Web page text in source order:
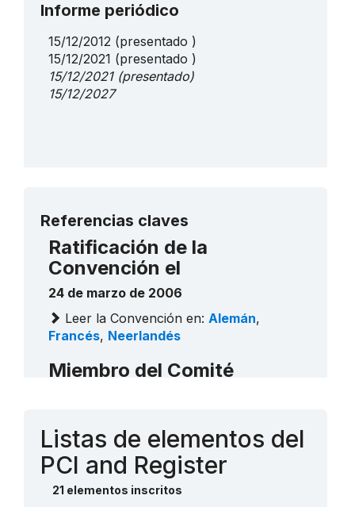
Informe periódico
15/12/2012 (presentado )
15/12/2021 (presentado )
15/12/2021(presentado)
15/12/2027
Referencias claves
Ratificación de la
Convención el
24 de marzo de 2006
Leer la Convención en: Alemán,
Francés, Neerlandés
Miembro del Comité
Contacto
Listas de elementos del
PCI and Register
21 elementos inscritos